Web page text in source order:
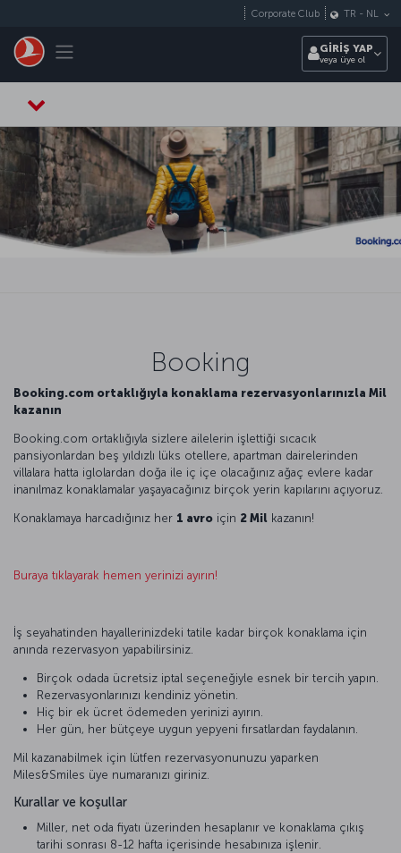
Toggle navigation
Corporate Club TR - NL
GİRİŞ YAP
veya üye ol
Booking
Booking.com ortaklığıyla konaklama rezervasyonlarınızla Mil
kazanın
Booking.com ortaklığıyla sizlere ailelerin işlettiği sıcacık
pansiyonlardan beş yıldızlı lüks otellere, apartman dairelerinden
villalara hatta iglolardan doğa ile iç içe olacağınız ağaç evlere kadar
inanılmaz konaklamalar yaşayacağınız birçok yerin kapılarını açıyoruz.
Konaklamaya harcadığınız her 1 avro için 2 Mil kazanın!
Buraya tıklayarak hemen yerinizi ayırın!
İş seyahatinden hayallerinizdeki tatile kadar birçok konaklama için
anında rezervasyon yapabilirsiniz.
Birçok odada ücretsiz iptal seçeneğiyle esnek bir tercih yapın.
Rezervasyonlarınızı kendiniz yönetin.
Hiç bir ek ücret ödemeden yerinizi ayırın.
Her gün, her bütçeye uygun yepyeni fırsatlardan faydalanın.
Mil kazanabilmek için lütfen rezervasyonunuzu yaparken
Miles&Smiles üye numaranızı giriniz.
Kurallar ve koşullar
Miller, net oda fiyatı üzerinden hesaplanır ve konaklama çıkış
tarihi sonrası 8-12 hafta içerisinde hesabınıza işlenir.